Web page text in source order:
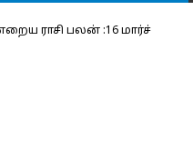
ராசி பலன் :16 மார்ச்